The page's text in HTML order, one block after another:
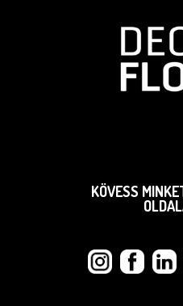
KÖVESS